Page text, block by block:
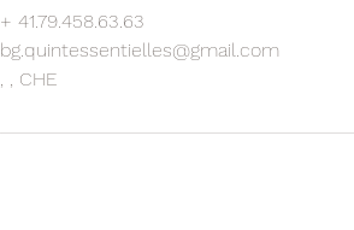
+ 41.79.458.63.63
bg.quintessentielles@gmail.com
, , CHE